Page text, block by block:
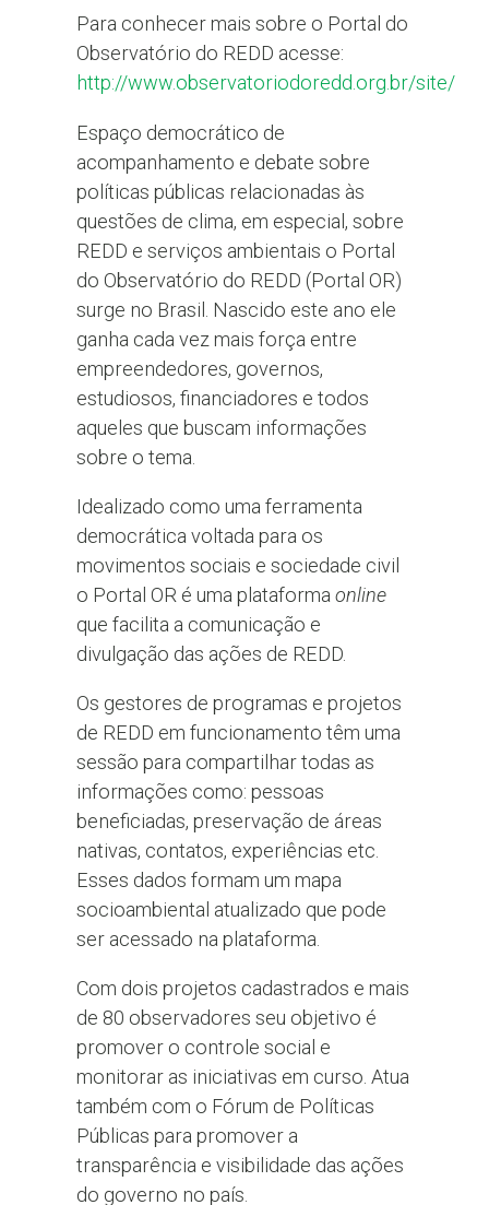
Para conhecer mais sobre o Portal do
Observatório do REDD acesse:
http://www.observatoriodoredd.org.br/site/
Espaço democrático de
acompanhamento e debate sobre
políticas públicas relacionadas às
questões de clima, em especial, sobre
REDD e serviços ambientais o Portal
do Observatório do REDD (Portal OR)
surge no Brasil. Nascido este ano ele
ganha cada vez mais força entre
empreendedores, governos,
estudiosos, financiadores e todos
aqueles que buscam informações
sobre o tema.
Idealizado como uma ferramenta
democrática voltada para os
movimentos sociais e sociedade civil
o Portal OR é uma plataforma online
que facilita a comunicação e
divulgação das ações de REDD.
Os gestores de programas e projetos
de REDD em funcionamento têm uma
sessão para compartilhar todas as
informações como: pessoas
beneficiadas, preservação de áreas
nativas, contatos, experiências etc.
Esses dados formam um mapa
socioambiental atualizado que pode
ser acessado na plataforma.
Com dois projetos cadastrados e mais
de 80 observadores seu objetivo é
promover o controle social e
monitorar as iniciativas em curso. Atua
também com o Fórum de Políticas
Públicas para promover a
transparência e visibilidade das ações
do governo no país.